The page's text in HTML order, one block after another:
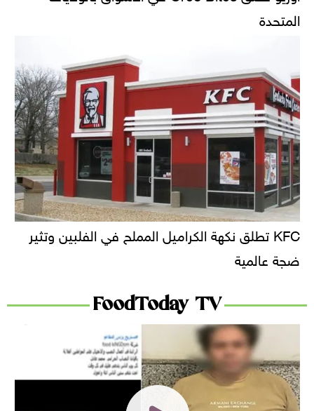
المتحدة
KFC تطلق نكهة الكراميل المملح في الفلبين وتثير
ضجة عالمية
FoodToday TV